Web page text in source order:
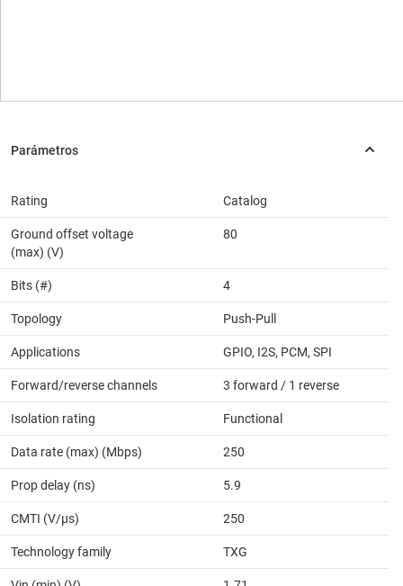
Rating Catalog
Ground offset voltage
(max) (V)
80
Bits (#) 4
Topology Push-Pull
Applications GPIO, I2S, PCM, SPI
Forward/reverse channels 3 forward / 1 reverse
Isolation rating Functional
Data rate (max) (Mbps) 250
Prop delay (ns) 5.9
CMTI (V/µs) 250
Technology family TXG